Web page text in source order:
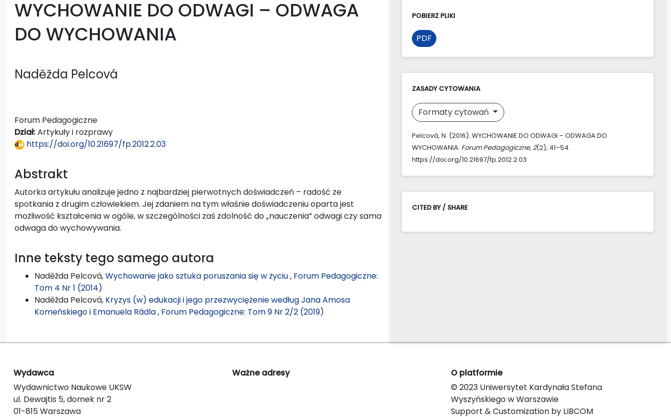
WYCHOWANIE DO ODWAGI – ODWAGA
DO WYCHOWANIA
Naděžda Pelcová
Forum Pedagogiczne
Dział:Artykuły i rozprawy
https://doi.org/10.21697/fp.2012.2.03
Abstrakt
Autorka artykułu analizuje jedno z najbardziej pierwotnych doświadczeń – radość ze
spotkania z drugim człowiekiem. Jej zdaniem na tym właśnie doświadczeniu oparta jest
możliwość kształcenia w ogóle, w szczególności zaś zdolność do „nauczenia” odwagi czy sama
odwaga do wychowywania.
Inne teksty tego samego autora
Naděžda Pelcová,Wychowanie jako sztuka poruszania się w życiu, Forum Pedagogiczne:
Tom 4 Nr 1 (2014)
Naděžda Pelcová, Kryzys (w) edukacji i jego przezwyciężenie według Jana Amosa
Komeńskiego i Emanuela Rádla, Forum Pedagogiczne: Tom 9 Nr 2/2 (2019)
POBIERZ PLIKI
PDF
ZASADY CYTOWANIA
Formaty cytowań
Pelcová, N. (2016). WYCHOWANIE DO ODWAGI – ODWAGA DO
WYCHOWANIA. Forum Pedagogiczne, 2(2), 41–54.
https://doi.org/10.21697/fp.2012.2.03
CITED BY / SHARE
Wydawca
Wydawnictwo Naukowe UKSW
ul. Dewajtis 5, domek nr 2
01-815 Warszawa
Ważne adresy
O platformie
© 2023 Uniwersytet Kardynała Stefana
Wyszyńskiego w Warszawie
Support & Customization by LIBCOM